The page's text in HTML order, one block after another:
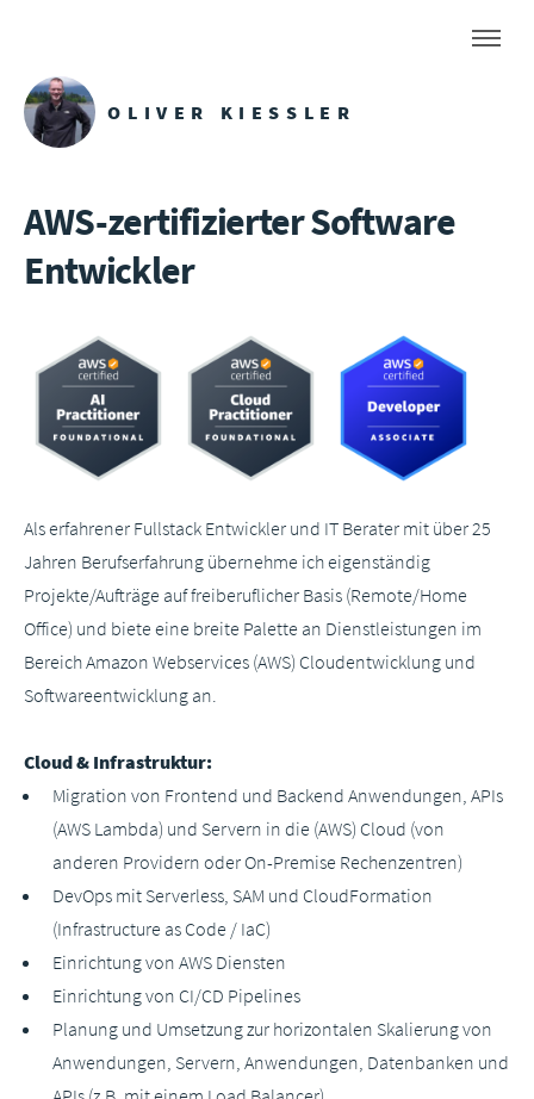
OLIVER KIESSLER
AWS-zertifizierter Software
Entwickler
Als erfahrener Fullstack Entwickler und IT Berater mit über 25
Jahren Berufserfahrung übernehme ich eigenständig
Projekte/Aufträge auf freiberuflicher Basis (Remote/Home
Office) und biete eine breite Palette an Dienstleistungen im
Bereich Amazon Webservices (AWS) Cloudentwicklung und
Softwareentwicklung an.
Cloud & Infrastruktur:
Migration von Frontend und Backend Anwendungen, APIs
(AWS Lambda) und Servern in die (AWS) Cloud (von
anderen Providern oder On-Premise Rechenzentren)
DevOps mit Serverless, SAM und CloudFormation
(Infrastructure as Code / IaC)
Einrichtung von AWS Diensten
Einrichtung von CI/CD Pipelines
Planung und Umsetzung zur horizontalen Skalierung von
Anwendungen, Servern, Anwendungen, Datenbanken und